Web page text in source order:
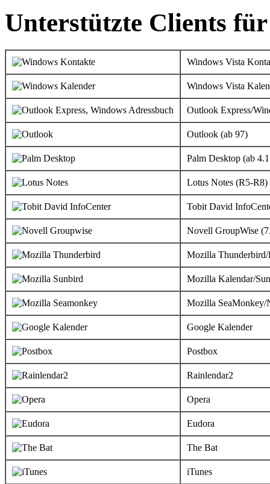
Unterstützte Clients
Windows Vista
Windows Vista
Outlook Express/
Outlook (ab 97)
Palm Desktop (ab
Lotus Notes (R5-R8)
Tobit David
Novell GroupWise
Mozilla
Mozilla Kalendar/
Mozilla SeaMonkey/
Google Kalender
Postbox
Rainlendar2
Opera
Eudora
The Bat
iTunes